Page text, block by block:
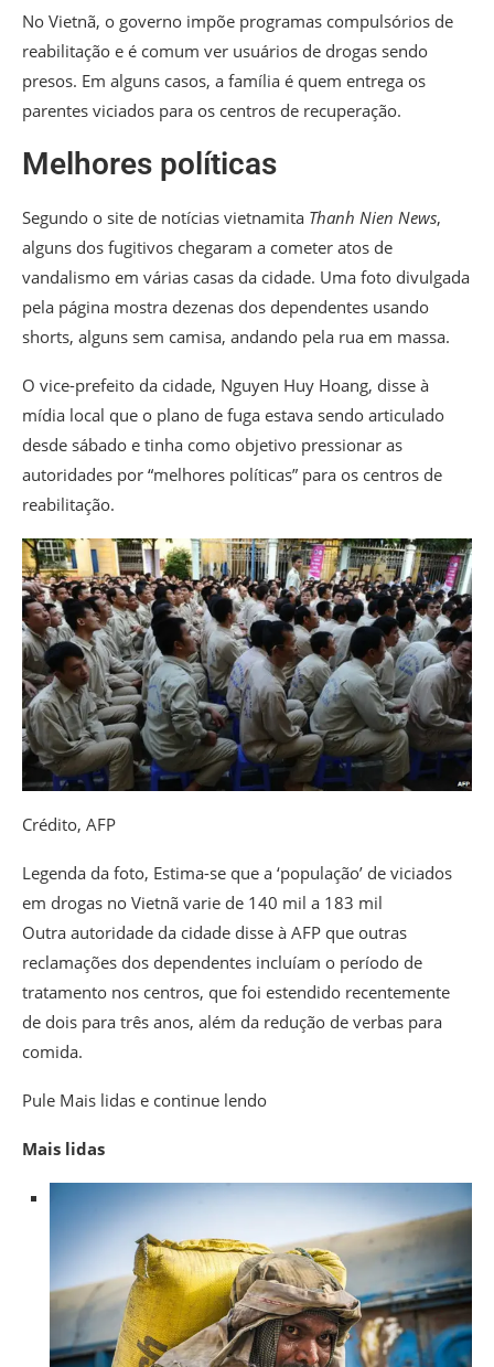
No Vietnã, o governo impõe programas compulsórios de
reabilitação e é comum ver usuários de drogas sendo
presos. Em alguns casos, a família é quem entrega os
parentes viciados para os centros de recuperação.
Melhores políticas
Segundo o site de notícias vietnamita Thanh Nien News,
alguns dos fugitivos chegaram a cometer atos de
vandalismo em várias casas da cidade. Uma foto divulgada
pela página mostra dezenas dos dependentes usando
shorts, alguns sem camisa, andando pela rua em massa.
O vice-prefeito da cidade, Nguyen Huy Hoang, disse à
mídia local que o plano de fuga estava sendo articulado
desde sábado e tinha como objetivo pressionar as
autoridades por “melhores políticas” para os centros de
reabilitação.
Crédito, AFP
Legenda da foto, Estima-se que a ‘população’ de viciados
em drogas no Vietnã varie de 140 mil a 183 mil
Outra autoridade da cidade disse à AFP que outras
reclamações dos dependentes incluíam o período de
tratamento nos centros, que foi estendido recentemente
de dois para três anos, além da redução de verbas para
comida.
Pule Mais lidas e continue lendo
Mais lidas